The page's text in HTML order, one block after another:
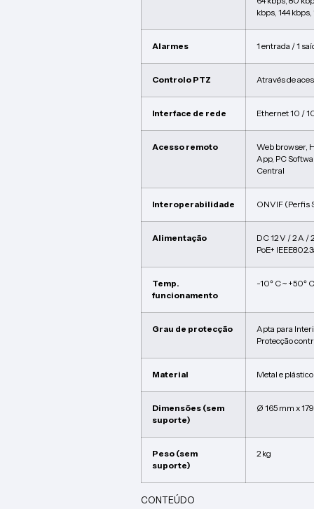
kbps, 144
Alarmes 1 entrada / 1
Controlo PTZ Através de
Interface de rede Ethernet 10 /
Acesso remoto
Web browser,
App, PC
Central
Interoperabilidade ONVIF (Perfis
Alimentação
DC 12 V / 2 A /
PoE+
Temp.
funcionamento
-10º C ~ +50º C
Grau de protecção
Apta para
Protecção
Material Metal e plástico
Dimensões (sem
suporte)
Ø 165 mm x
Peso (sem
suporte)
2 kg
CONTEÚDO